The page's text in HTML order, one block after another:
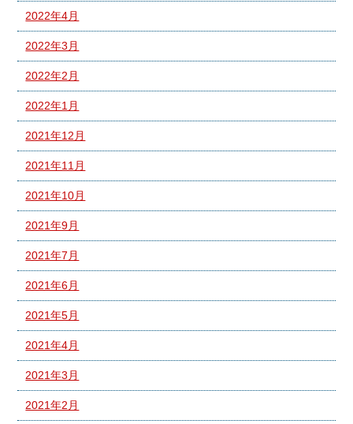
2022年4月
2022年3月
2022年2月
2022年1月
2021年12月
2021年11月
2021年10月
2021年9月
2021年7月
2021年6月
2021年5月
2021年4月
2021年3月
2021年2月